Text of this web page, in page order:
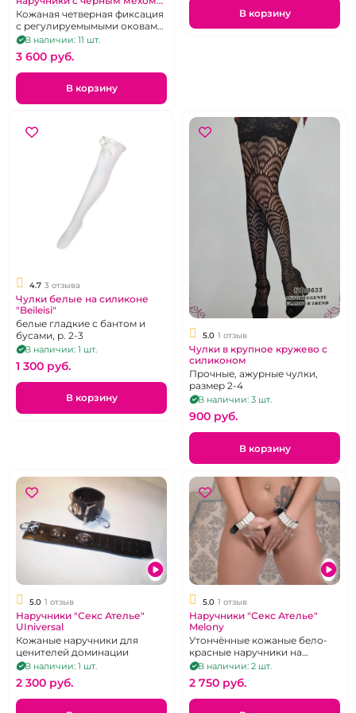
"ИнтимХаус"
Кожаная четверная фиксация
с регулируемымыми оковами,
со съемным мехом.
В наличии: 11 шт.
3 600 pуб.
В корзину
В корзину
4.7 3 отзыва
Чулки белые на силиконе
"Beileisi"
белые гладкие с бантом и
бусами, р. 2-3
В наличии: 1 шт.
1 300 pуб.
В корзину
5.0 1 отзыв
Чулки в крупное кружево с
силиконом
Прочные, ажурные чулки,
размер 2-4
В наличии: 3 шт.
900 pуб.
В корзину
5.0 1 отзыв
Наручники "Секс Ателье"
UIniversal
Кожаные наручники для
ценителей доминации
В наличии: 1 шт.
2 300 pуб.
5.0 1 отзыв
Наручники "Секс Ателье"
Melony
Утончённые кожаные бело-
красные наручники на
металлическом основании
В наличии: 2 шт.
2 750 pуб.